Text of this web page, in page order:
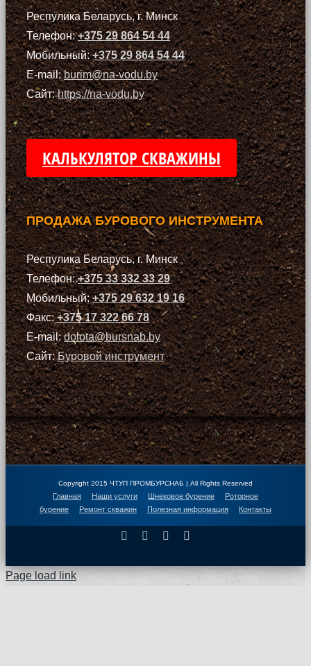
Респулика Беларусь, г. Минск
Телефон:+375 29 864 54 44
Мобильный:+375 29 864 54 44
E-mail:burim@na-vodu.by
Сайт:https://na-vodu.by
КАЛЬКУЛЯТОР СКВАЖИНЫ
ПРОДАЖА БУРОВОГО ИНСТРУМЕНТА
Респулика Беларусь, г. Минск
Телефон:+375 33 332 33 29
Мобильный:+375 29 632 19 16
Факс:+375 17 322 66 78
E-mail:dolota@bursnab.by
Сайт:Буровой инструмент
Copyright 2015 ЧТУП ПРОМБУРСНАБ | All Rights Reserved
Главная Наши услуги Шнековое бурение
Роторное
бурение
Ремонт скважин Полезная информация Контакты
Facebook Instagram
Page load link